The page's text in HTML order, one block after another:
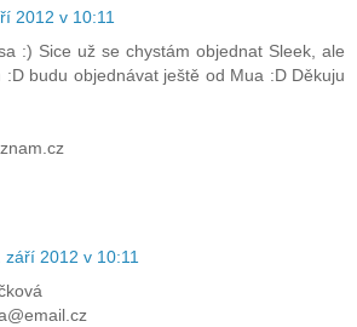
2012 v 10:11
:) Sice už se chystám objednat Sleek, ale
:D budu objednávat ještě od Mua :D Děkuju
září 2012 v 10:11